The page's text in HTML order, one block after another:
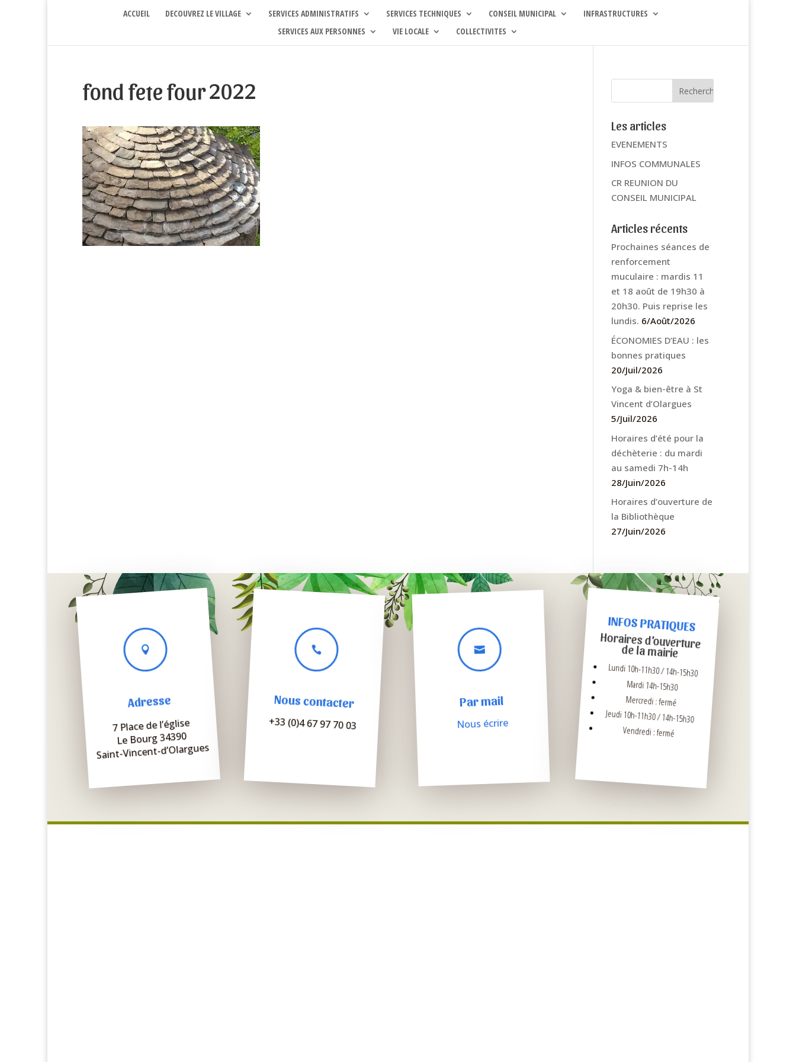
ACCUEIL DECOUVREZ LE VILLAGE SERVICES ADMINISTRATIFS SERVICES TECHNIQUES CONSEIL MUNICIPAL
INFRASTRUCTURES
SERVICES AUX PERSONNES
VIE LOCALE COLLECTIVITES
fond fete four 2022
Les articles
EVENEMENTS
INFOS COMMUNALES
CR REUNION DU
CONSEIL MUNICIPAL
Articles récents
Prochaines séances de
renforcement
muculaire : mardis 11
et 18 août de 19h30 à
20h30. Puis reprise les
lundis. 6/Août/2026
ÉCONOMIES D’EAU : les
bonnes pratiques
20/Juil/2026
Yoga & bien-être à St
Vincent d’Olargues
5/Juil/2026
Horaires d’été pour la
déchèterie : du mardi
au samedi 7h-14h
28/Juin/2026
Horaires d’ouverture de
la Bibliothèque
27/Juin/2026

Adresse
7 Place de l’église
Le Bourg 34390
Saint-Vincent-d’Olargues

Nous contacter
+33 (0)4 67 97 70 03

Par mail
Nous écrire
INFOS PRATIQUES
Horaires d’ouverture
de la mairie
Lundi 10h-11h30 / 14h-15h30
Mardi 14h-15h30
Mercredi : fermé
Jeudi 10h-11h30 / 14h-15h30
Vendredi : fermé